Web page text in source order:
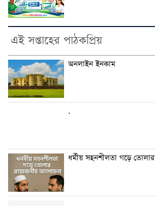
এই সপ্তাহের পাঠকপ্রিয়
অনলাইন ইনকাম
.
ধর্মীয় সহনশীলতা গড়ে